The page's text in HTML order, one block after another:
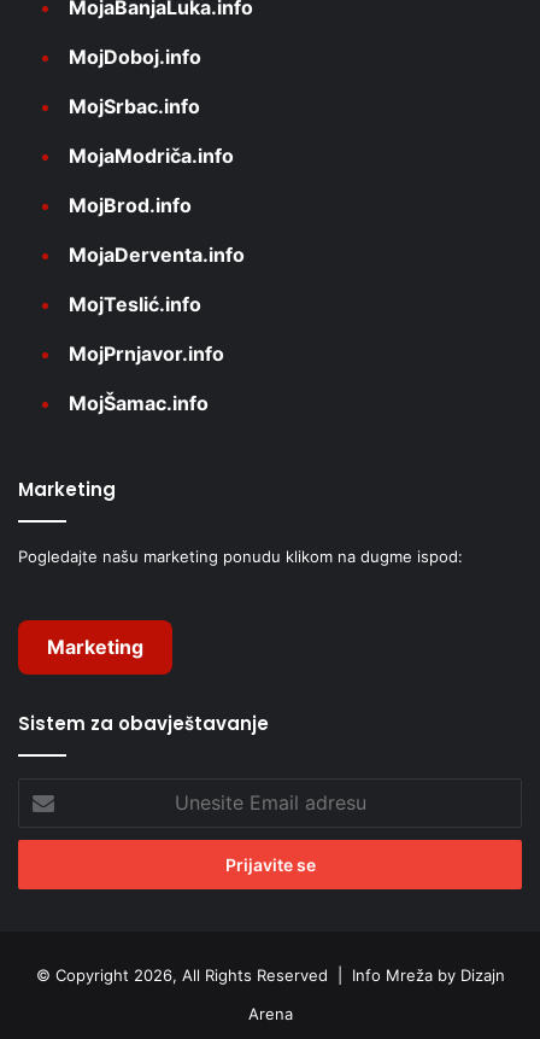
MojaBanjaLuka.info
MojDoboj.info
MojSrbac.info
MojaModriča.info
MojBrod.info
MojaDerventa.info
MojTeslić.info
MojPrnjavor.info
MojŠamac.info
Marketing
Pogledajte našu marketing ponudu klikom na dugme ispod:
Marketing
Sistem za obavještavanje
Email
adresu
© Copyright 2026, All Rights Reserved | Info Mreža by Dizajn
Arena